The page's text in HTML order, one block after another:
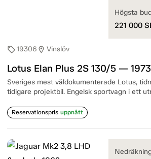
sell19306 location_on Vinslöv
Lotus Elan Plus 2S 130/5 — 1973
Sveriges mest väldokumenterade Lotus,
tidigare projektbil. Engelsk sportvagn i ett
Reservationspris uppnått
Högsta
221 000